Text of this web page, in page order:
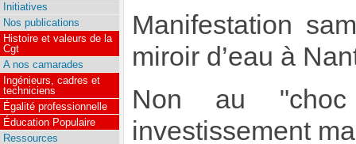
Manifestation
miroir d’eau à
Non au
investissement
Initiatives
Nos publications
Histoire et valeurs de la
Cgt
A nos camarades
Ingénieurs, cadres et
techniciens
Égalité professionnelle
Éducation Populaire
Ressources